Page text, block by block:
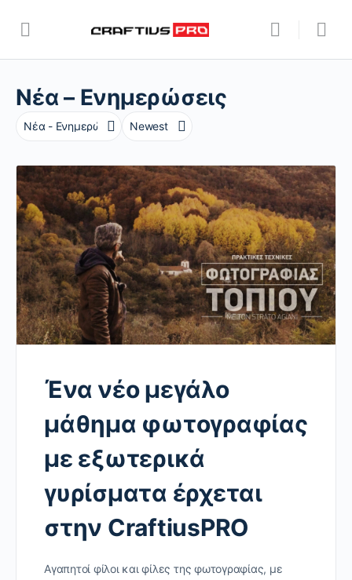
Nέα – Ενημερώσεις
Category
Sort
Ένα νέο μεγάλο
μάθημα φωτογραφίας
με εξωτερικά
γυρίσματα έρχεται
στην CraftiusPRO
Αγαπητοί φίλοι και φίλες της φωτογραφίας, με